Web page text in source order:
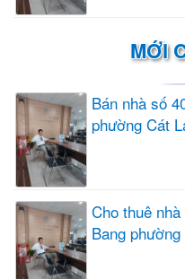
MỚI
Bán nhà số
phường Cát
Cho thuê
Bang